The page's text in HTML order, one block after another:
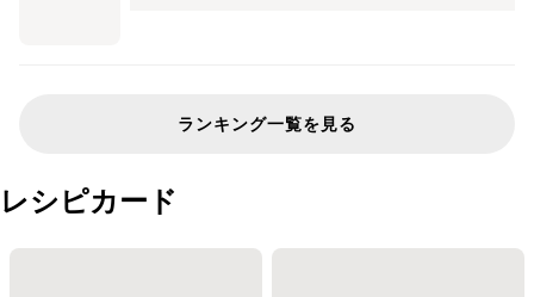
ランキング一覧を見る
レシピカード